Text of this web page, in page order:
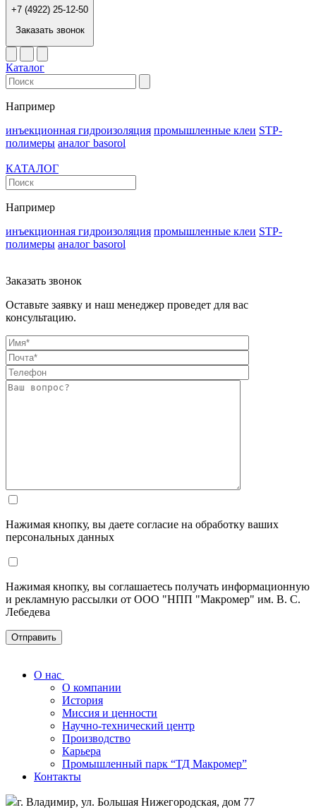
+7 (4922) 25-12-50
Заказать звонок
Каталог
Например
инъекционная гидроизоляция промышленные клеи STP-
полимеры аналог basorol
КАТАЛОГ
Например
инъекционная гидроизоляция промышленные клеи STP-
полимеры аналог basorol
Заказать звонок
Оставьте заявку и наш менеджер проведет для вас
консультацию.
Нажимая кнопку, вы даете согласие на обработку ваших
персональных данных
Нажимая кнопку, вы соглашаетесь получать информационную
и рекламную рассылки от ООО "НПП "Макромер" им. В. С.
Лебедева
О нас
О компании
История
Миссия и ценности
Научно-технический центр
Производство
Карьера
Промышленный парк “ТД Макромер”
Контакты
г. Владимир, ул. Большая Нижегородская, дом 77